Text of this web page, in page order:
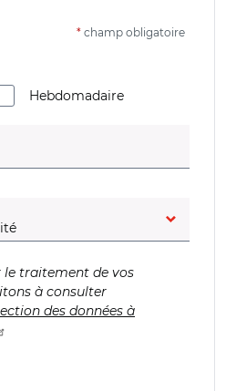
* champ obligatoire
Hebdomadaire
obligatoire)
le traitement de vos
à consulter
des données à